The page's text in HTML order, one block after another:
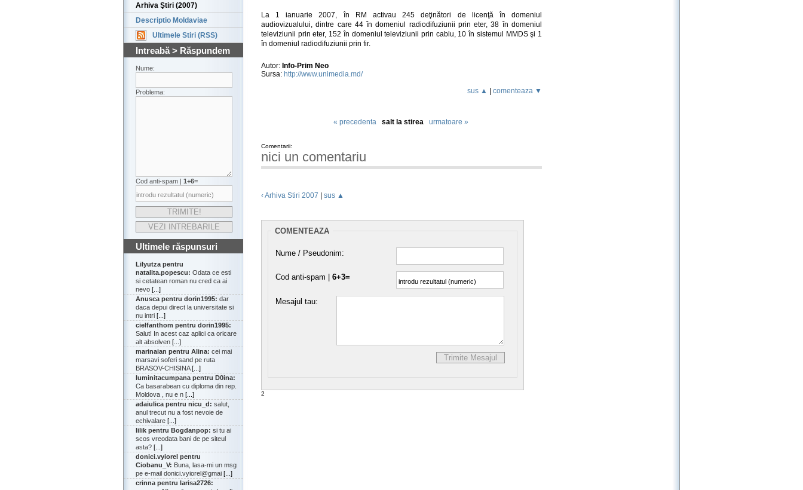
Arhiva Ştiri (2007)
Descriptio Moldaviae
Ultimele Stiri (RSS)
Intreabă > Răspundem
Nume:
Problema:
Cod anti-spam | 1+6=
Ultimele răspunsuri
Lilyutza pentru
natalita.popescu: Odata ce esti
si cetatean roman nu cred ca ai
nevo [...]
Anusca pentru dorin1995: dar
daca depui direct la universitate si
nu intri [...]
cielfanthom pentru dorin1995:
Salut! In acest caz aplici ca oricare
alt absolven [...]
marinaian pentru Alina: cei mai
marsavi soferi sand pe ruta
BRASOV-CHISINA[...]
luminitacumpana pentru D0ina:
Ca basarabean cu diploma din rep.
Moldova , nu e n [...]
adaiulica pentru nicu_d: salut,
anul trecut nu a fost nevoie de
echivalare [...]
lilik pentru Bogdanpop: si tu ai
scos vreodata bani de pe siteul
asta? [...]
donici.vyiorel pentru
Ciobanu_V: Buna, lasa-mi un msg
pe e-mail donici.vyiorel@gmai [...]
crinna pentru larisa2726:
La 1 ianuarie 2007, în RM activau 245 deţinători de licenţă în domeniul
audiovizualului, dintre care 44 în domeniul radiodifuziunii prin eter, 38 în domeniul
televiziunii prin eter, 152 în domeniul televiziunii prin cablu, 10 în sistemul MMDS şi 1
în domeniul radiodifuziunii prin fir.
Autor: Info-Prim Neo
Sursa: http://www.unimedia.md/
sus ▲
comenteaza ▼
« precedenta salt la stirea urmatoare »
Comentarii:
nici un comentariu
‹ Arhiva Stiri 2007 sus ▲
COMENTEAZA
Nume / Pseudonim:
Cod anti-spam | 6+3=
Mesajul tau:
2